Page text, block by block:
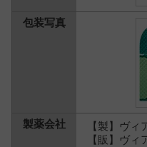
【製】ヴィ
【販】ヴィ